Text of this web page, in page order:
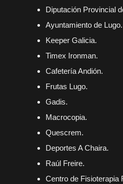
Diputación Provincial
Ayuntamiento de Lugo.
Keeper Galicia.
Timex Ironman.
Cafetería Andión.
Frutas Lugo.
Gadis.
Macrocopia.
Quescrem.
Deportes A Chaira.
Raúl Freire.
Centro de Fisioterapia